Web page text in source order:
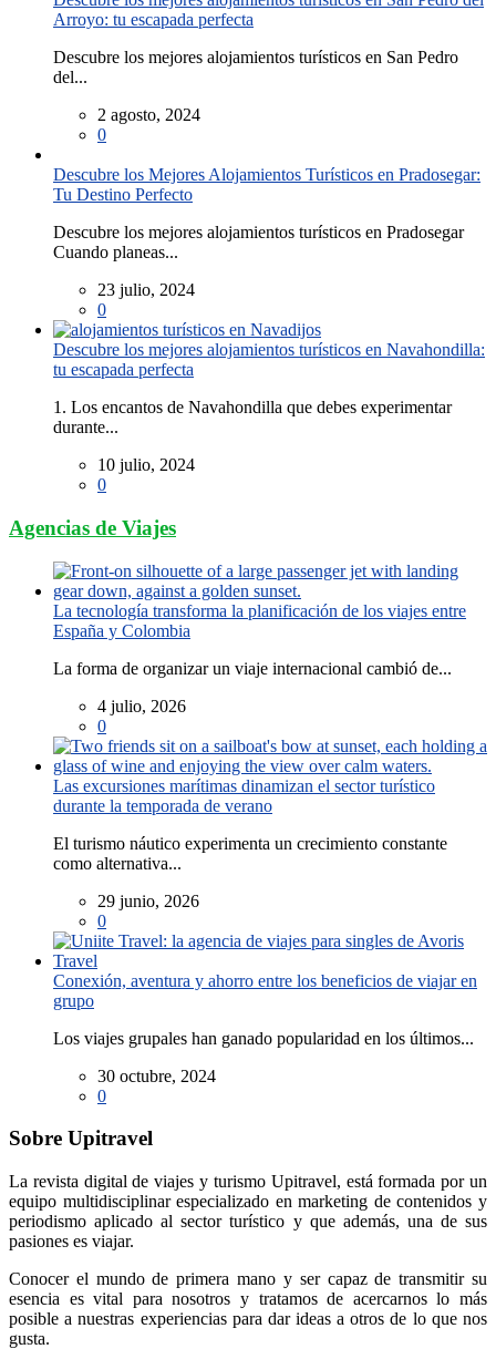
Arroyo: tu escapada perfecta
Descubre los mejores alojamientos turísticos en San Pedro
del...
2 agosto, 2024
0
Descubre los Mejores Alojamientos Turísticos en Pradosegar:
Tu Destino Perfecto
Descubre los mejores alojamientos turísticos en Pradosegar
Cuando planeas...
23 julio, 2024
0
Descubre los mejores alojamientos turísticos en Navahondilla:
tu escapada perfecta
1. Los encantos de Navahondilla que debes experimentar
durante...
10 julio, 2024
0
Agencias de Viajes
La tecnología transforma la planificación de los viajes entre
España y Colombia
La forma de organizar un viaje internacional cambió de...
4 julio, 2026
0
Las excursiones marítimas dinamizan el sector turístico
durante la temporada de verano
El turismo náutico experimenta un crecimiento constante
como alternativa...
29 junio, 2026
0
Conexión, aventura y ahorro entre los beneficios de viajar en
grupo
Los viajes grupales han ganado popularidad en los últimos...
30 octubre, 2024
0
Sobre Upitravel
La revista digital de viajes y turismo Upitravel, está formada por un
equipo multidisciplinar especializado en marketing de contenidos y
periodismo aplicado al sector turístico y que además, una de sus
pasiones es viajar.
Conocer el mundo de primera mano y ser capaz de transmitir su
esencia es vital para nosotros y tratamos de acercarnos lo más
posible a nuestras experiencias para dar ideas a otros de lo que nos
gusta.